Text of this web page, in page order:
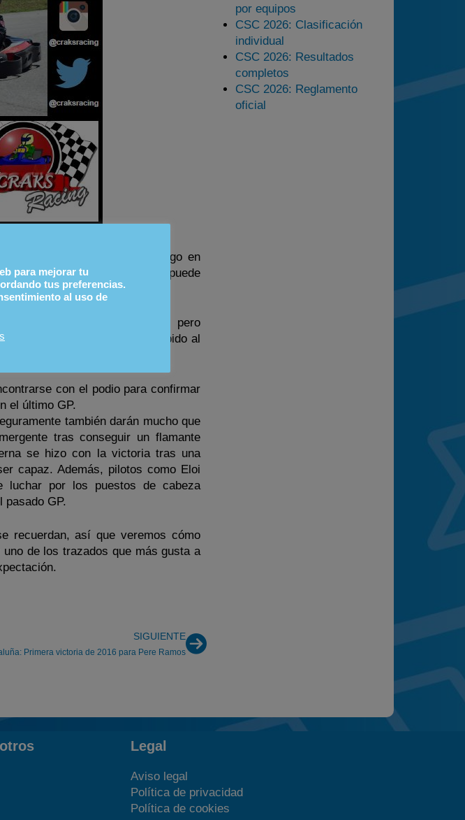
que se disputa este domingo en
alternativas, así que todo puede
la primera carrera del año pero
el único piloto que ha subido al
con el podio para confirmar
el último GP.
también darán mucho que
tras conseguir un flamante
se hizo con la victoria tras una
capaz. Además, pilotos como Eloi
luchar por los puestos de cabeza
GP.
recuerdan, así que veremos cómo
de los trazados que más gusta a
SIGUIENTE
Primera victoria de 2016 para Pere Ramos
por equipos
CSC 2026: Clasificación
individual
CSC 2026: Resultados
completos
CSC 2026: Reglamento
oficial
Legal
Aviso legal
Política de privacidad
Política de cookies
para mejorar tu
tus preferencias.
al uso de